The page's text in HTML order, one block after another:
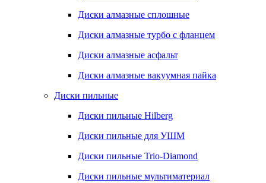
Диски алмазные сплошные
Диски алмазные турбо с фланцем
Диски алмазные асфальт
Диски алмазные вакуумная пайка
Диски пильные
Диски пильные Hilberg
Диски пильные для УШМ
Диски пильные Trio-Diamond
Диски пильные мультиматериал